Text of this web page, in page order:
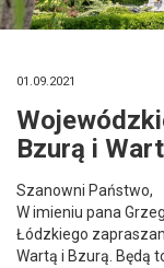
01.09.2021
Bzurą i
Szanowni Państwo,
W imieniu pana
Łódzkiego
Wartą i Bzurą. Będą